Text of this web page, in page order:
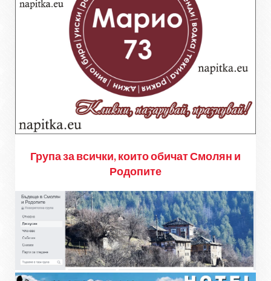
Група за всички, които обичат Смолян и
Родопите